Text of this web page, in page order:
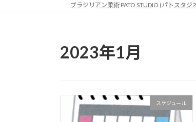
ブラジリアン柔術 PATO STUDIO (パトスタジ
2023年1月
スケジュール